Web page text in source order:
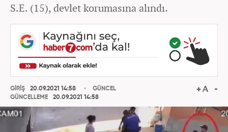
S.E. (15), devlet korumasına alındı.
GİRİŞ
20.09.2021 14:58
GÜNCELLEME
20.09.2021 14:58
GÜNCEL